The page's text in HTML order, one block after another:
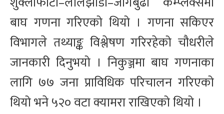
बाघ गणना गरिएको थियो । गणना सकिएर
विभागले तथ्याङ्क विश्लेषण गरिरहेको चौधरीले
जानकारी दिनुभयो । निकुञ्जमा बाघ गणनाका
लागि ७७ जना प्राविधिक परिचालन गरिएको
थियो भने ५२० वटा क्यामरा राखिएको थियो ।